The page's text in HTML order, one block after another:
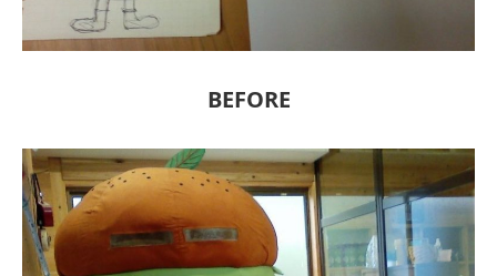
BEFORE